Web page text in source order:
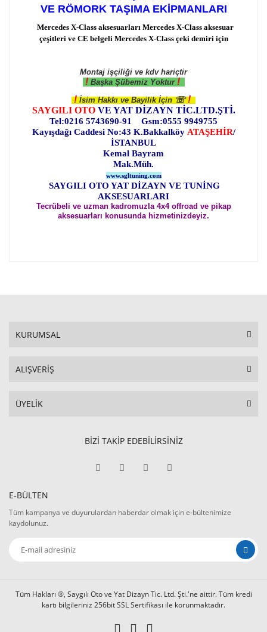
VE RÖMORK TAŞIMA EKİPMANLARI
Mercedes X-Class aksesuarları Mercedes X-Class aksesuar
çeşitleri ve CE belgeli Mercedes X-Class çeki demiri için
Montaj işçiliği ve kdv hariçtir
! Başka Şübemiz Yoktur !
! İsim Hakkı ve Bayilik İçin☏ !
SAYGILI OTOVE YAT DİZAYN TİC.LTD.ŞTİ.
Tel:0216 5743690-91 Gsm:0555 9949755
Kayışdağı Caddesi No:43 K.Bakkalköy ATAŞEHİR/
İSTANBUL
Kemal Bayram
Mak.Müh.
www.sgltuning.com
SAYGILI OTO YAT DİZAYN VE TUNİNG
AKSESUARLARI
Tecrübeli ve uzman kadromuzla 4x4 offroad ve pikap
aksesuarları konusunda hizmetinizdeyiz.
KURUMSAL
ALIŞVERİŞ
ÜYELİK
BİZİ TAKİP EDEBİLİRSİNİZ
E-BÜLTEN
Tüm kampanya ve duyurulardan haberdar olmak için e-bültenimize
kaydolunuz.
Tüm Hakları ®, Saygılı Oto ve Yat Dizayn Tic. Ltd. Şti.'ne aittir. Tüm kredi
kartı bilgileriniz 256bit SSL Sertifikası ile korunmaktadır.